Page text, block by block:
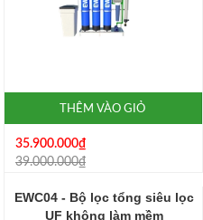
THÊM VÀO GIỎ
35.900.000₫
39.000.000₫
EWC04 - Bộ lọc tổng siêu lọc
UF không làm mềm